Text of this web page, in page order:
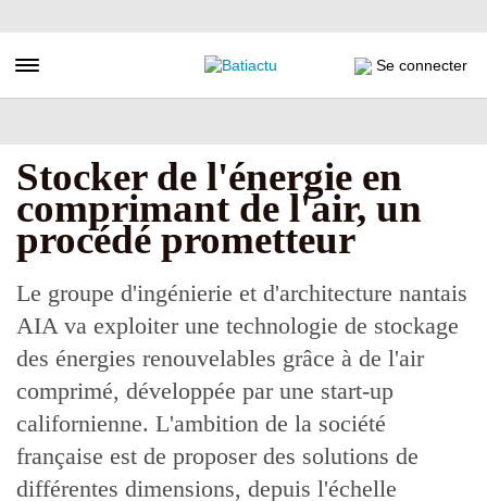
au
principal
Toggle navigation Se connecter
Stocker de l'énergie en
comprimant de l'air, un
procédé prometteur
Le groupe d'ingénierie et d'architecture nantais
AIA va exploiter une technologie de stockage
des énergies renouvelables grâce à de l'air
comprimé, développée par une start-up
californienne. L'ambition de la société
française est de proposer des solutions de
différentes dimensions, depuis l'échelle